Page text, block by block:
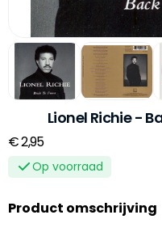
Lionel Richie -
€ 2,95
Op voorraad
Product omschrijving